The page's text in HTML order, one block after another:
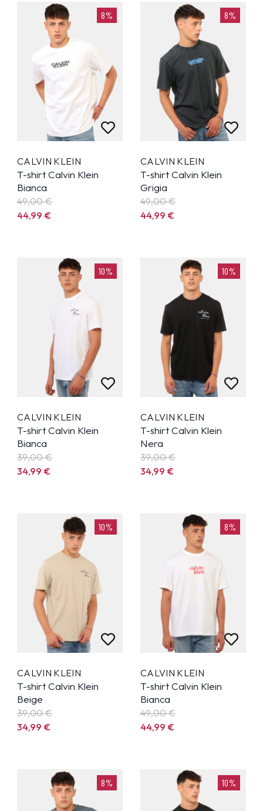
8%
CALVIN KLEIN
T-shirt Calvin Klein
Bianca
49,00 €
44,99€
8%
CALVIN KLEIN
T-shirt Calvin Klein
Grigia
49,00 €
44,99€
10%
CALVIN KLEIN
T-shirt Calvin Klein
Bianca
39,00 €
34,99€
10%
CALVIN KLEIN
T-shirt Calvin Klein
Nera
39,00 €
34,99€
10%
CALVIN KLEIN
T-shirt Calvin Klein
Beige
39,00 €
34,99€
8%
CALVIN KLEIN
T-shirt Calvin Klein
Bianca
49,00 €
44,99€
8% 10%